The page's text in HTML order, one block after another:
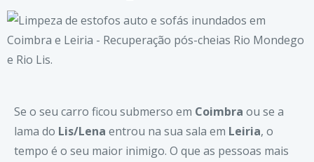
Se o seu carro ficou submerso em Coimbra ou se a
lama do Lis/Lena entrou na sua sala em Leiria, o
tempo é o seu maior inimigo. O que as pessoas mais